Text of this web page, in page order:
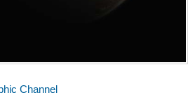
Channel